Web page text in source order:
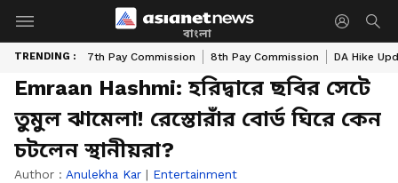
বাংলা
TRENDING : 7th Pay Commission 8th Pay Commission DA Hike
Emraan Hashmi: হরিদ্বারে ছবির সেটে
তুমুল ঝামেলা! রেস্তোরাঁর বোর্ড ঘিরে কেন
চটলেন স্থানীয়রা?
Author : Anulekha Kar | Entertainment